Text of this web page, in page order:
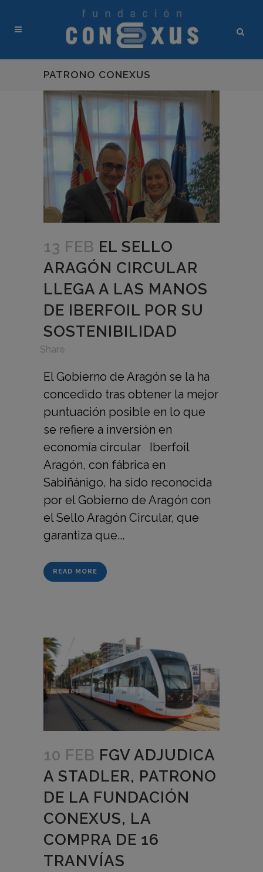
PATRONO CONEXUS
13 FEB EL SELLO
ARAGÓN CIRCULAR
LLEGA A LAS MANOS
DE IBERFOIL POR SU
SOSTENIBILIDAD
Share
El Gobierno de Aragón se la ha
concedido tras obtener la mejor
puntuación posible en lo que
se refiere a inversión en
economía circular Iberfoil
Aragón, con fábrica en
Sabiñánigo, ha sido reconocida
por el Gobierno de Aragón con
el Sello Aragón Circular, que
garantiza que...
READ MORE
10 FEB FGV ADJUDICA
A STADLER, PATRONO
DE LA FUNDACIÓN
CONEXUS, LA
COMPRA DE 16
TRANVÍAS